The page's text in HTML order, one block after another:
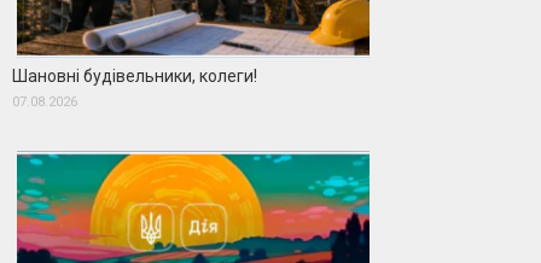
Шановні будівельники, колеги!
07.08.2026